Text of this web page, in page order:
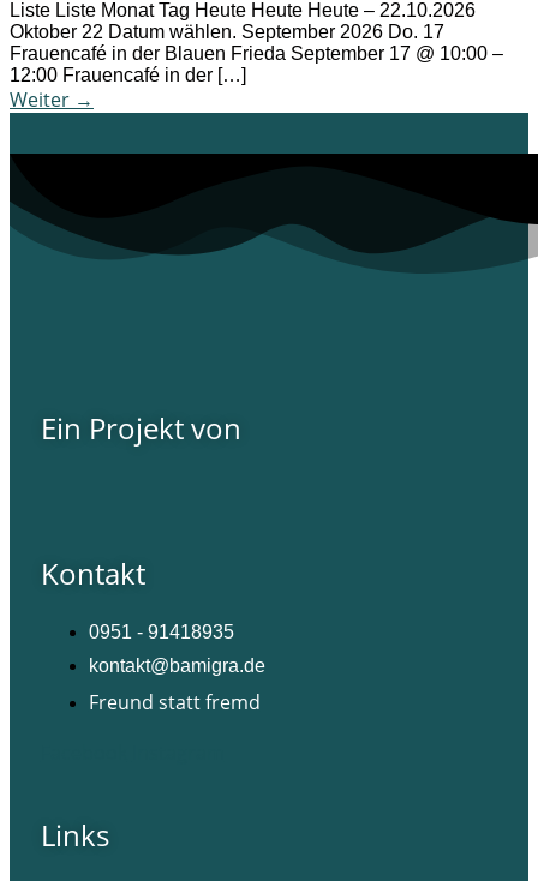
Liste Liste Monat Tag Heute Heute Heute – 22.10.2026
Oktober 22 Datum wählen. September 2026 Do. 17
Frauencafé in der Blauen Frieda September 17 @ 10:00 –
12:00 Frauencafé in der […]
Weiter →
Ein Projekt von
Kontakt
0951 - 91418935
kontakt@bamigra.de
Freund statt fremd
Links